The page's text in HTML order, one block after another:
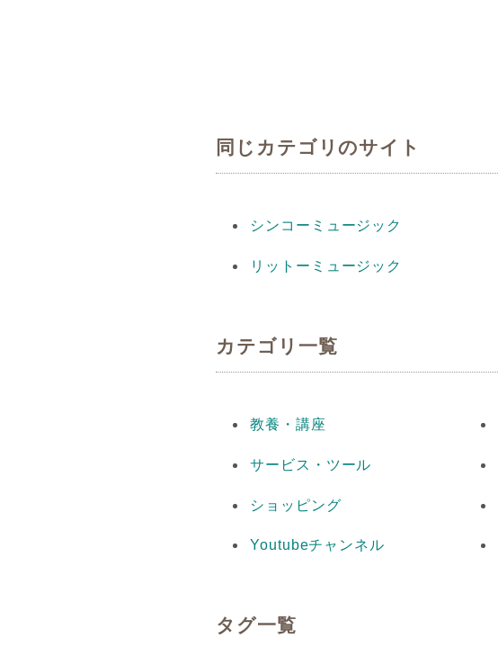
同じカテゴリのサイト
シンコーミュージック
リットーミュージック
カテゴリ一覧
教養・講座
サービス・ツール
ショッピング
Youtubeチャンネル
タグ一覧